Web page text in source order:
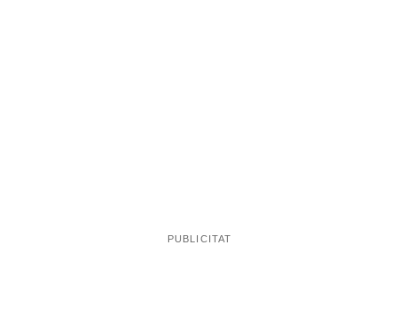
l’AP-7. Dos dels ocupants del cotxe, presumptes lladres,